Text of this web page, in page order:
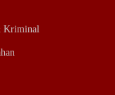
Kriminal